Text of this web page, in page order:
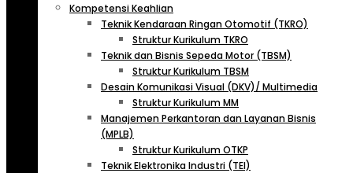
Kompetensi Keahlian
Teknik Kendaraan Ringan Otomotif (TKRO)
Struktur Kurikulum TKRO
Teknik dan Bisnis Sepeda Motor (TBSM)
Struktur Kurikulum TBSM
Desain Komunikasi Visual (DKV)/ Multimedia
Struktur Kurikulum MM
Manajemen Perkantoran dan Layanan Bisnis
(MPLB)
Struktur Kurikulum OTKP
Teknik Elektronika Industri (TEI)